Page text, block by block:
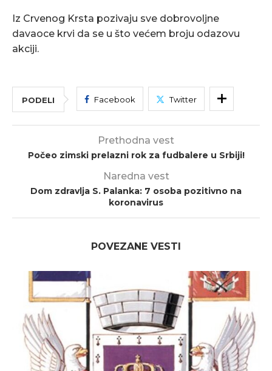
Iz Crvenog Krsta pozivaju sve dobrovoljne
davaoce krvi da se u što većem broju odazovu
akciji.
PODELI Facebook Twitter
Prethodna vest
Počeo zimski prelazni rok za fudbalere u Srbiji!
Naredna vest
Dom zdravlja S. Palanka: 7 osoba pozitivno na
koronavirus
POVEZANE VESTI